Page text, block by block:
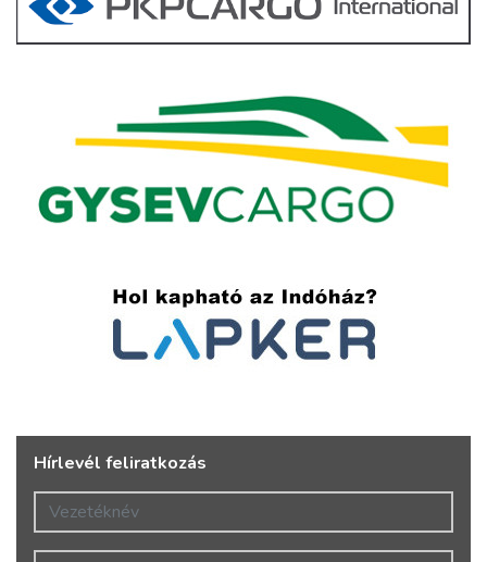
Hírlevél feliratkozás
Vezetéknév